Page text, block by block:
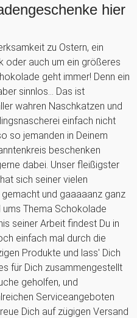
hier
zu Ostern, ein
oder auch um ein größeres
geht immer! Denn ein
sinnlos... Das ist
wahren Naschkatzen und
einfach nicht
so jemanden in Deinem
beschenken
dabei. Unser fleißigster
sich seiner vielen
und gaaaaanz ganz
Thema Schokolade
seiner Arbeit findest Du in
einfach mal durch die
Produkte und lass' Dich
für Dich zusammengestellt
geholfen, und
Serviceangeboten
Dich auf zügigen Versand